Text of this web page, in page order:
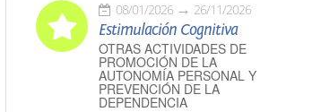
08/01/2026 26/11/2026
Estimulación Cognitiva
OTRAS ACTIVIDADES DE
PROMOCIÓN DE LA
AUTONOMÍA PERSONAL Y
PREVENCIÓN DE LA
DEPENDENCIA